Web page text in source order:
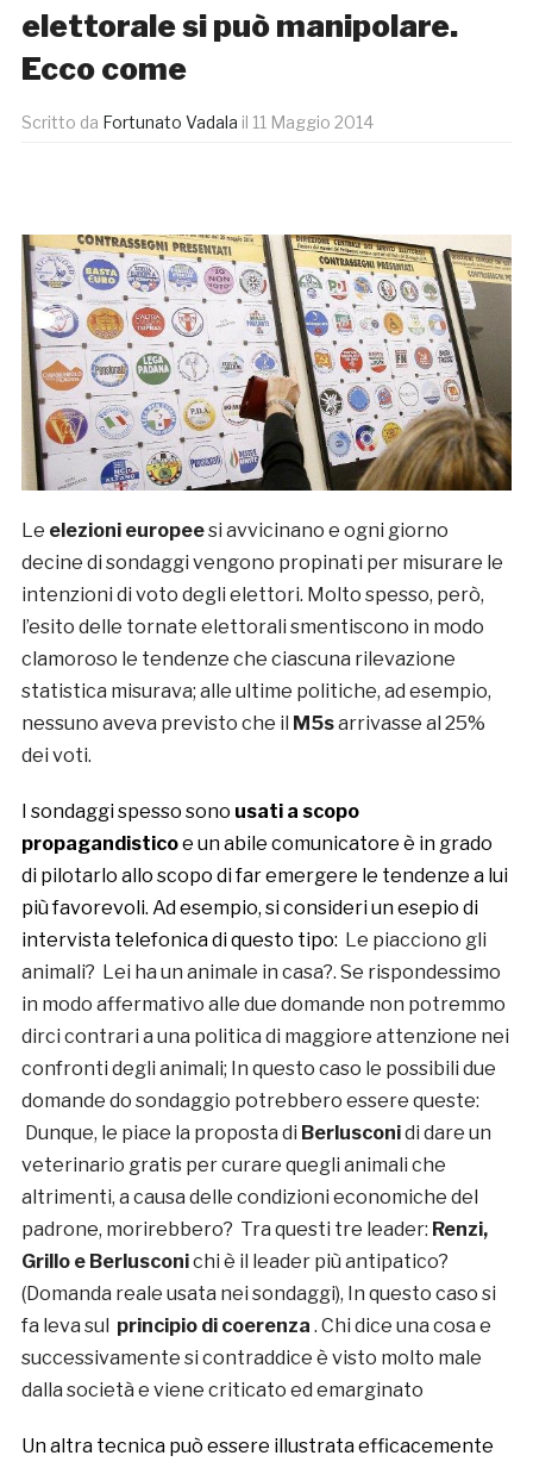
elettorale si può manipolare.
Ecco come
Scritto da Fortunato Vadala il 11 Maggio 2014
Le elezioni europeesi avvicinano e ogni giorno
decine di sondaggi vengono propinati per misurare le
intenzioni di voto degli elettori. Molto spesso, però,
l’esito delle tornate elettorali smentiscono in modo
clamoroso le tendenze che ciascuna rilevazione
statistica misurava; alle ultime politiche, ad esempio,
nessuno aveva previsto che il M5sarrivasse al 25%
dei voti.
I sondaggi spesso sono usati a scopo
propagandisticoe un abile comunicatore è in grado
di pilotarlo allo scopo di far emergere le tendenze a lui
più favorevoli. Ad esempio, si consideri un esepio di
intervista telefonica di questo tipo: Le piacciono gli
animali? Lei ha un animale in casa?. Se rispondessimo
in modo affermativo alle due domande non potremmo
dirci contrari a una politica di maggiore attenzione nei
confronti degli animali; In questo caso le possibili due
domande do sondaggio potrebbero essere queste:
Dunque, le piace la proposta di Berlusconidi dare un
veterinario gratis per curare quegli animali che
altrimenti, a causa delle condizioni economiche del
padrone, morirebbero? Tra questi tre leader: Renzi,
Grillo e Berlusconichi è il leader più antipatico?
(Domanda reale usata nei sondaggi), In questo caso si
fa leva sul principio di coerenza . Chi dice una cosa e
successivamente si contraddice è visto molto male
dalla società e viene criticato ed emarginato
Un altra tecnica può essere illustrata efficacemente